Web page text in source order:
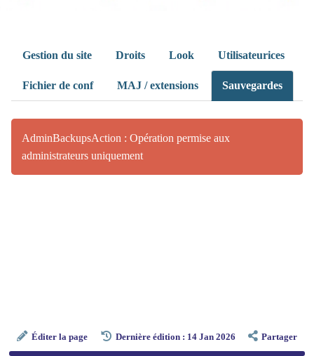
Gestion du site Droits Look Utilisateurices
Fichier de conf MAJ / extensions Sauvegardes
AdminBackupsAction : Opération permise aux
administrateurs uniquement
Éditer la page Dernière édition : 14 Jan 2026 Partager